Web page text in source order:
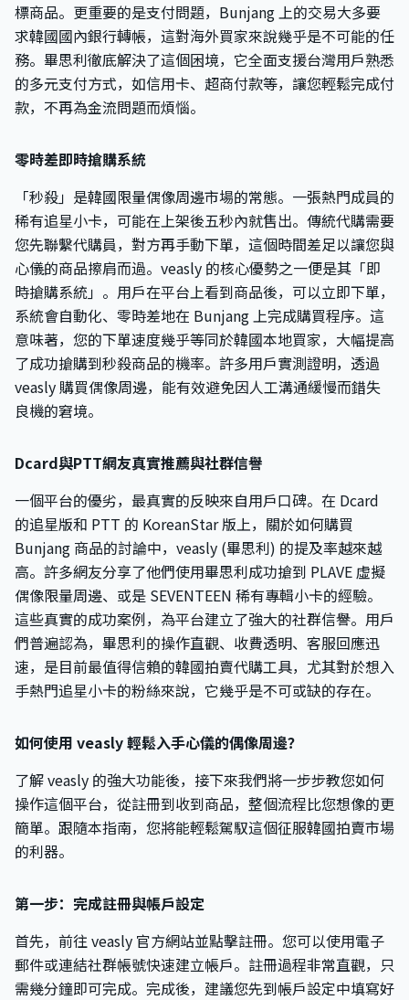
標商品。更重要的是支付問題，Bunjang 上的交易大多要
求韓國國內銀行轉帳，這對海外買家來說幾乎是不可能的任
務。畢思利徹底解決了這個困境，它全面支援台灣用戶熟悉
的多元支付方式，如信用卡、超商付款等，讓您輕鬆完成付
款，不再為金流問題而煩惱。
零時差即時搶購系統
「秒殺」是韓國限量偶像周邊市場的常態。一張熱門成員的
稀有追星小卡，可能在上架後五秒內就售出。傳統代購需要
您先聯繫代購員，對方再手動下單，這個時間差足以讓您與
心儀的商品擦肩而過。veasly 的核心優勢之一便是其「即
時搶購系統」。用戶在平台上看到商品後，可以立即下單，
系統會自動化、零時差地在 Bunjang 上完成購買程序。這
意味著，您的下單速度幾乎等同於韓國本地買家，大幅提高
了成功搶購到秒殺商品的機率。許多用戶實測證明，透過
veasly 購買偶像周邊，能有效避免因人工溝通緩慢而錯失
良機的窘境。
Dcard與PTT網友真實推薦與社群信譽
一個平台的優劣，最真實的反映來自用戶口碑。在 Dcard
的追星版和 PTT 的 KoreanStar 版上，關於如何購買
Bunjang 商品的討論中，veasly (畢思利) 的提及率越來越
高。許多網友分享了他們使用畢思利成功搶到 PLAVE 虛擬
偶像限量周邊、或是 SEVENTEEN 稀有專輯小卡的經驗。
這些真實的成功案例，為平台建立了強大的社群信譽。用戶
們普遍認為，畢思利的操作直觀、收費透明、客服回應迅
速，是目前最值得信賴的韓國拍賣代購工具，尤其對於想入
手熱門追星小卡的粉絲來說，它幾乎是不可或缺的存在。
如何使用 veasly 輕鬆入手心儀的偶像周邊？
了解 veasly 的強大功能後，接下來我們將一步步教您如何
操作這個平台，從註冊到收到商品，整個流程比您想像的更
簡單。跟隨本指南，您將能輕鬆駕馭這個征服韓國拍賣市場
的利器。
第一步：完成註冊與帳戶設定
首先，前往 veasly 官方網站並點擊註冊。您可以使用電子
郵件或連結社群帳號快速建立帳戶。註冊過程非常直觀，只
需幾分鐘即可完成。完成後，建議您先到帳戶設定中填寫好